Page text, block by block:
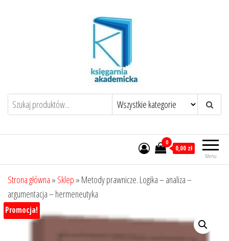
Menu
0
0,00 zł
Strona główna » Sklep » Metody prawnicze. Logika – analiza –
argumentacja – hermeneutyka
Promocja!